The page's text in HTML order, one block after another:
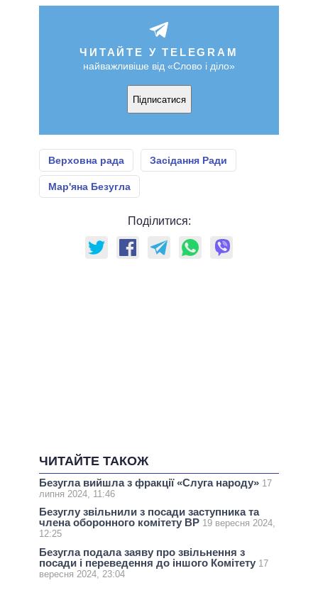
ЧИТАЙТЕ У TELEGRAM
найважливіше від «Слово і діло»
Підписатися
Верховна рада Засідання Ради
Мар'яна Безугла
Поділитися:
ЧИТАЙТЕ ТАКОЖ
Безугла вийшла з фракції «Слуга народу» 17
липня 2024, 11:46
Безуглу звільнили з посади заступника та
члена оборонного комітету ВР 19 вересня 2024,
12:25
Безугла подала заяву про звільнення з
посади і переведення до іншого Комітету 17
вересня 2024, 23:04